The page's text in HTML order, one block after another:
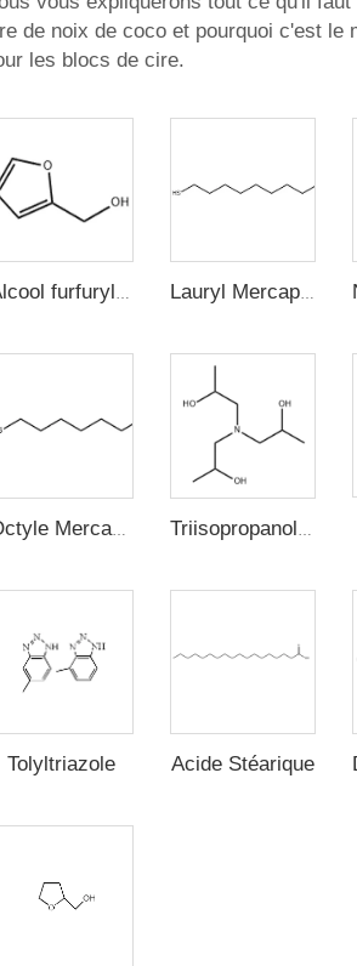
de noix de coco et pourquoi c'est le
les blocs de cire.
Alcool furfurylique Lauryl Mercaptan (n-Dodecyl Mercaptan, 1-Dodecanethiol)
Tolyltriazole Acide Stéarique